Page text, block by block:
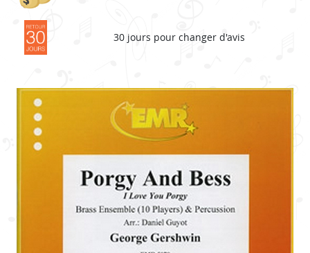
30 jours pour changer d'avis